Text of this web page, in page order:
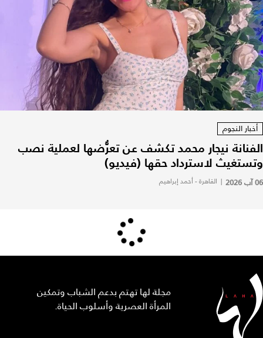
أخبار النجوم
الفنانة نيجار محمد تكشف عن تعرُّضها لعملية نصب
وتستغيث لاسترداد حقها (فيديو)
06 آب 2026 | القاهرة - أحمد إبراهيم
مجلة لها تهتم بدعم الشباب وتمكين
المرأة العصرية وأسلوب الحياة.